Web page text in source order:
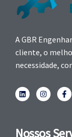
A GBR
cliente, o
necessidade,
Nossos